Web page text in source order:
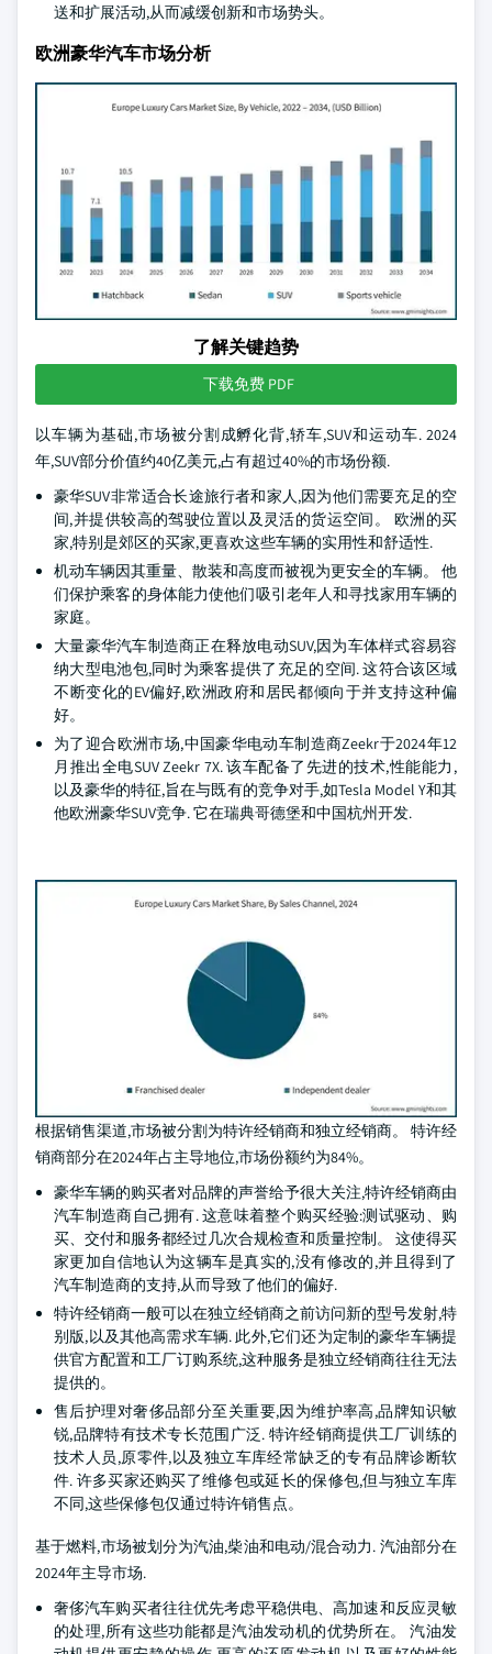
送和扩展活动,从而减缓创新和市场势头。
欧洲豪华汽车市场分析
了解关键趋势
下载免费 PDF
以车辆为基础,市场被分割成孵化背,轿车,SUV和运动车. 2024
年,SUV部分价值约40亿美元,占有超过40%的市场份额.
豪华SUV非常适合长途旅行者和家人,因为他们需要充足的空
间,并提供较高的驾驶位置以及灵活的货运空间。 欧洲的买
家,特别是郊区的买家,更喜欢这些车辆的实用性和舒适性.
机动车辆因其重量、散装和高度而被视为更安全的车辆。 他
们保护乘客的身体能力使他们吸引老年人和寻找家用车辆的
家庭。
大量豪华汽车制造商正在释放电动SUV,因为车体样式容易容
纳大型电池包,同时为乘客提供了充足的空间. 这符合该区域
不断变化的EV偏好,欧洲政府和居民都倾向于并支持这种偏
好。
为了迎合欧洲市场,中国豪华电动车制造商Zeekr于2024年12
月推出全电SUV Zeekr 7X. 该车配备了先进的技术,性能能力,
以及豪华的特征,旨在与既有的竞争对手,如Tesla Model Y和其
他欧洲豪华SUV竞争. 它在瑞典哥德堡和中国杭州开发.
根据销售渠道,市场被分割为特许经销商和独立经销商。 特许经
销商部分在2024年占主导地位,市场份额约为84%。
豪华车辆的购买者对品牌的声誉给予很大关注,特许经销商由
汽车制造商自己拥有. 这意味着整个购买经验:测试驱动、购
买、交付和服务都经过几次合规检查和质量控制。 这使得买
家更加自信地认为这辆车是真实的,没有修改的,并且得到了
汽车制造商的支持,从而导致了他们的偏好.
特许经销商一般可以在独立经销商之前访问新的型号发射,特
别版,以及其他高需求车辆. 此外,它们还为定制的豪华车辆提
供官方配置和工厂订购系统,这种服务是独立经销商往往无法
提供的。
售后护理对奢侈品部分至关重要,因为维护率高,品牌知识敏
锐,品牌特有技术专长范围广泛. 特许经销商提供工厂训练的
技术人员,原零件,以及独立车库经常缺乏的专有品牌诊断软
件. 许多买家还购买了维修包或延长的保修包,但与独立车库
不同,这些保修包仅通过特许销售点。
基于燃料,市场被划分为汽油,柴油和电动/混合动力. 汽油部分在
2024年主导市场.
奢侈汽车购买者往往优先考虑平稳供电、高加速和反应灵敏
的处理,所有这些功能都是汽油发动机的优势所在。 汽油发